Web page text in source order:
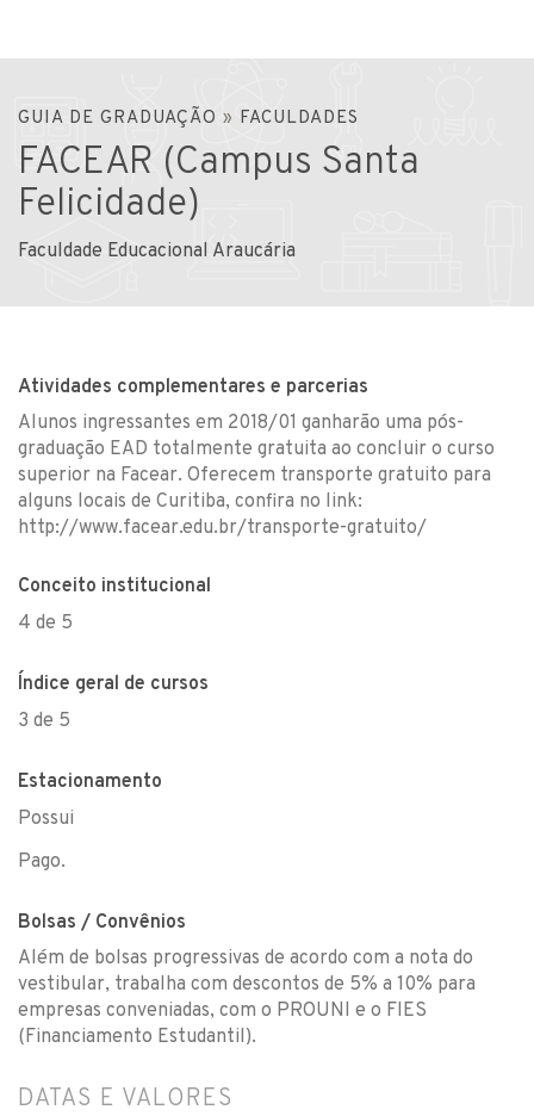
GUIA DE GRADUAÇÃO » FACULDADES
FACEAR (Campus Santa
Felicidade)
Faculdade Educacional Araucária
Atividades complementares e parcerias
Alunos ingressantes em 2018/01 ganharão uma pós-
graduação EAD totalmente gratuita ao concluir o curso
superior na Facear. Oferecem transporte gratuito para
alguns locais de Curitiba, confira no link:
http://www.facear.edu.br/transporte-gratuito/
Conceito institucional
4 de 5
Índice geral de cursos
3 de 5
Estacionamento
Possui
Pago.
Bolsas / Convênios
Além de bolsas progressivas de acordo com a nota do
vestibular, trabalha com descontos de 5% a 10% para
empresas conveniadas, com o PROUNI e o FIES
(Financiamento Estudantil).
DATAS E VALORES